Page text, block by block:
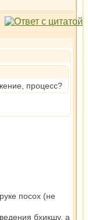
процесс?
посох (не
бхикшу, а